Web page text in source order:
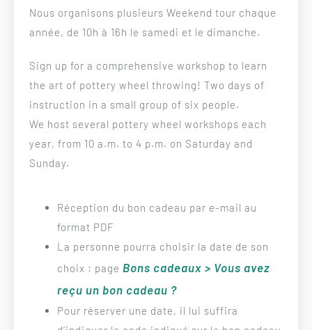
Nous organisons plusieurs Weekend tour chaque
année, de 10h à 16h le samedi et le dimanche.
Sign up for a comprehensive workshop to learn
the art of pottery wheel throwing! Two days of
instruction in a small group of six people.
We host several pottery wheel workshops each
year, from 10 a.m. to 4 p.m. on Saturday and
Sunday.
Réception du bon cadeau par e-mail au
format PDF
La personne pourra choisir la date de son
choix : page Bons cadeaux > Vous avez
reçu un bon cadeau ?
Pour réserver une date, il lui suffira